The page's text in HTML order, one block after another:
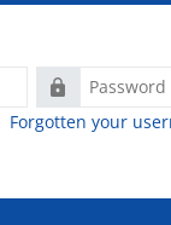
Password
Forgotten your